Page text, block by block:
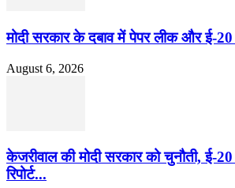
मोदी सरकार के दबाव में पेपर लीक और ई-
August 6, 2026
केजरीवाल की मोदी सरकार को चुनौती, ई-20
रिपोर्ट...